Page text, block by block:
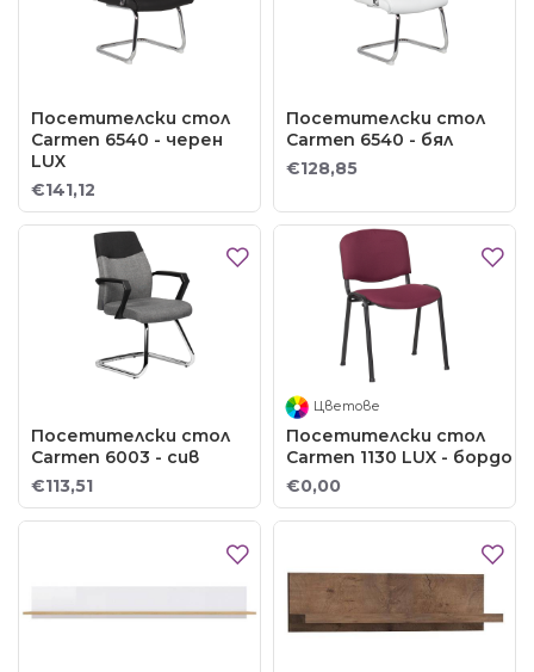
Посетителски стол
Carmen 6540 - черен
LUX
€141,12
Посетителски стол
Carmen 6540 - бял
€128,85
Посетителски стол
Carmen 6003 - сив
€113,51
Цветове
Посетителски стол
Carmen 1130 LUX - бордо
€0,00